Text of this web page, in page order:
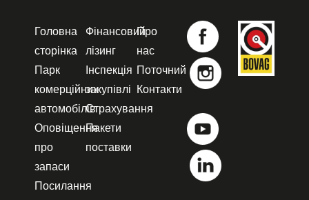
Головна
сторінка
Парк
комерційних
автомобілів
Оповіщення
про
запаси
Посилання
Фінансовий
лізинг
Інспекція
закупівлі
Страхування
Пакети
поставки
Про
нас
Поточний
Контакти